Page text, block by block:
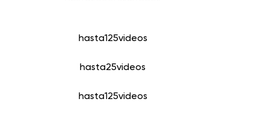
hasta125videos
hasta25videos
hasta125videos